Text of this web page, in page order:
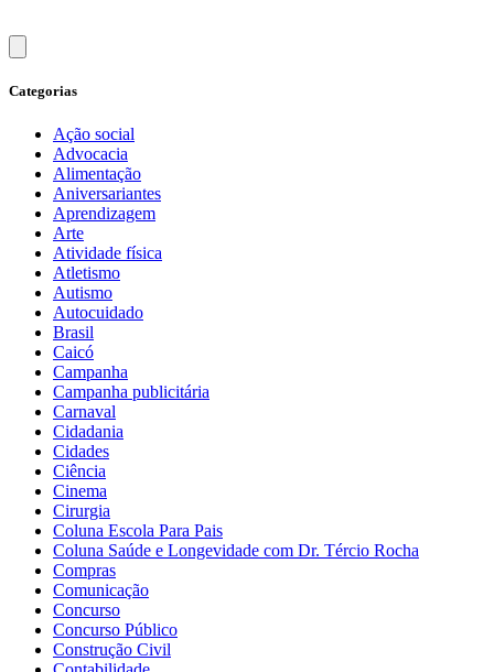
Categorias
Ação social
Advocacia
Alimentação
Aniversariantes
Aprendizagem
Arte
Atividade física
Atletismo
Autismo
Autocuidado
Brasil
Caicó
Campanha
Campanha publicitária
Carnaval
Cidadania
Cidades
Ciência
Cinema
Cirurgia
Coluna Escola Para Pais
Coluna Saúde e Longevidade com Dr. Tércio Rocha
Compras
Comunicação
Concurso
Concurso Público
Construção Civil